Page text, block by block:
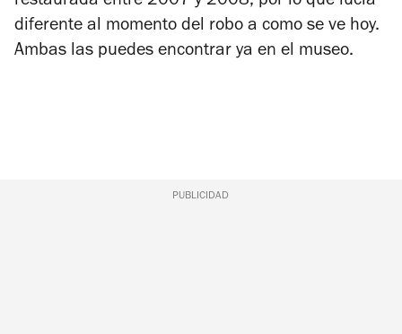
diferente al momento del robo a como se ve hoy.
Ambas las puedes encontrar ya en el museo.
PUBLICIDAD